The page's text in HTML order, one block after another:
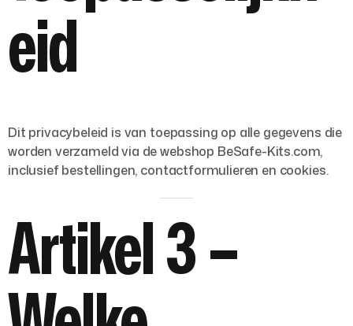
eid
Dit privacybeleid is van toepassing op alle gegevens die
worden verzameld via de webshop BeSafe-Kits.com,
inclusief bestellingen, contactformulieren en cookies.
Artikel 3 –